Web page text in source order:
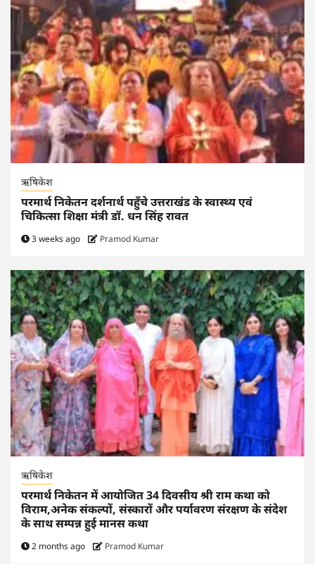
ऋषिकेश
परमार्थ निकेतन दर्शनार्थ पहुँचे उत्तराखंड के स्वास्थ्य एवं
चिकित्सा शिक्षा मंत्री डॉ. धन सिंह रावत
3 weeks ago Pramod Kumar
ऋषिकेश
परमार्थ निकेतन में आयोजित 34 दिवसीय श्री राम कथा को
विराम,अनेक संकल्पों, संस्कारों और पर्यावरण संरक्षण के संदेश
के साथ सम्पन्न हुई मानस कथा
2 months ago Pramod Kumar